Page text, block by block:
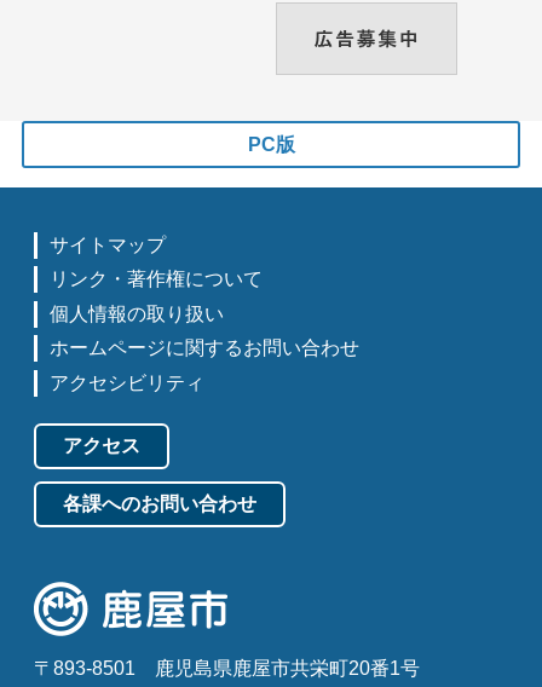
PC版
サイトマップ
リンク・著作権について
個人情報の取り扱い
ホームページに関するお問い合わせ
アクセシビリティ
アクセス
各課へのお問い合わせ
〒893-8501 鹿児島県鹿屋市共栄町20番1号